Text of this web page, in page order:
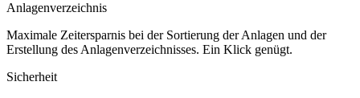
Anlagenverzeichnis
Maximale Zeitersparnis bei der Sortierung der Anlagen und der
Erstellung des Anlagenverzeichnisses. Ein Klick genügt.
Sicherheit